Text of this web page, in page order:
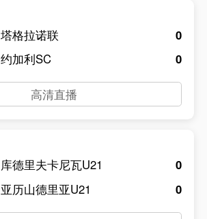
塔格拉诺联
约加利SC
0
0
高清直播
库德里夫卡尼瓦U21
亚历山德里亚U21
0
0